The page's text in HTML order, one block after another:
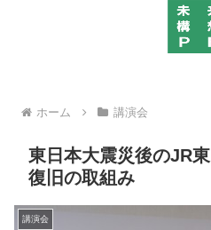
ホーム 講演会
東日本大震災後のJR
復旧の取組み
講演会